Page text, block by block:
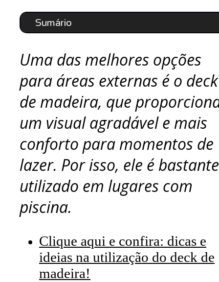
Sumário
Uma das melhores opções
para áreas externas é o deck
de madeira, que
um visual agradável e mais
conforto para momentos de
lazer. Por isso, ele é bastante
utilizado em lugares com
piscina.
Clique aqui e confira: dicas e
ideias na utilização do deck de
madeira!